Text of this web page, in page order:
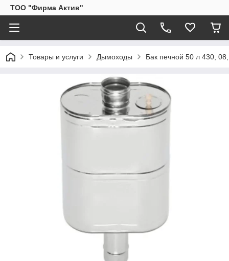
ТОО "Фирма Актив"
Товары и услуги Дымоходы Бак печной 50 л 430,